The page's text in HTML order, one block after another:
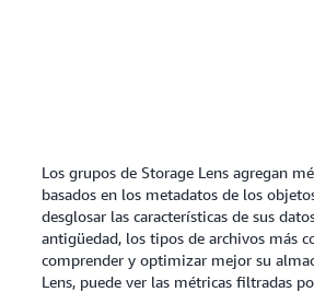
función del tamaño y la
estrategia de archivado de
Los grupos de Storage Lens agregan
basados en los metadatos de los
desglosar las características de sus
antigüedad, los tipos de archivos más
comprender y optimizar mejor su
Lens, puede ver las métricas filtradas